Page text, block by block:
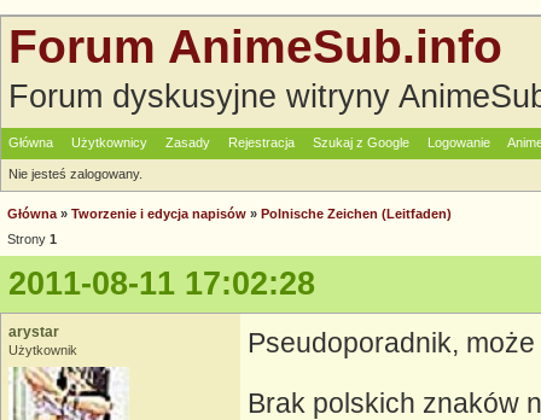
Forum AnimeSub.info
Forum dyskusyjne witryny
Główna Użytkownicy Zasady Rejestracja Szukaj z Google Logowanie
Nie jesteś zalogowany.
Główna » Tworzenie i edycja napisów » Polnische Zeichen (Leitfaden)
Strony 1
2011-08-11 17:02:28
arystar
Użytkownik
Pseudoporadnik,
Brak polskich znaków